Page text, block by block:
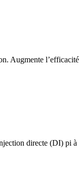
Augmente
directe (DI) pi